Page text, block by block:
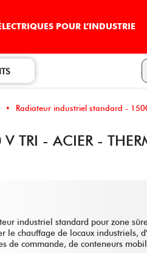
POUR L’INDUSTRIE
Radiateur industriel standard -
TRI - ACIER -
industriel standard pour zone
le chauffage de locaux industriels,
de commande, de conteneurs